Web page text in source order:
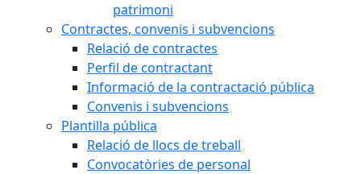
patrimoni
Contractes, convenis i subvencions
Relació de contractes
Perfil de contractant
Informació de la contractació pública
Convenis i subvencions
Plantilla pública
Relació de llocs de treball
Convocatòries de personal